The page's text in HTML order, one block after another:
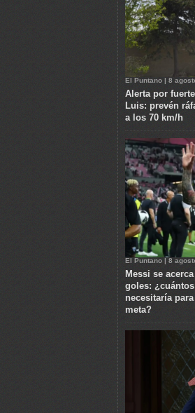
El Puntano | 8
Alerta por
Luis: prevén
a los 70 km/h
El Puntano | 8
Messi se
goles:
necesitaría
meta?